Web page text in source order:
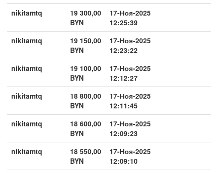
nikitamtq
19 300,00
BYN
17-Ноя-2025
12:25:39
nikitamtq
19 150,00
BYN
17-Ноя-2025
12:23:22
nikitamtq
19 100,00
BYN
17-Ноя-2025
12:12:27
nikitamtq
18 800,00
BYN
17-Ноя-2025
12:11:45
nikitamtq
18 600,00
BYN
17-Ноя-2025
12:09:23
nikitamtq
18 550,00
BYN
17-Ноя-2025
12:09:10